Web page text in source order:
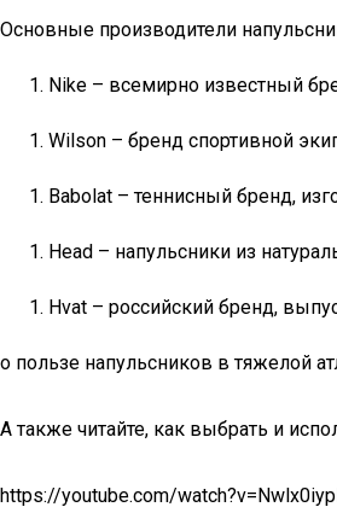
Основные производители
Nike – всемирно известный
Wilson – бренд спортивной
Babolat – теннисный бренд,
Head – напульсники из
Hvat – российский бренд,
о пользе напульсников в тяжелой
А также читайте, как выбрать и
https://youtube.com/